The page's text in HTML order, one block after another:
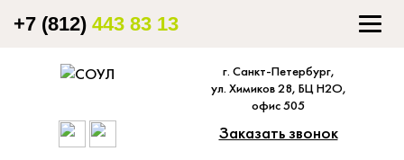
г. Санкт-Петербург,
ул. Химиков 28, БЦ Н2О,
офис 505
Заказать звонок
+7 (812) 443 83 13